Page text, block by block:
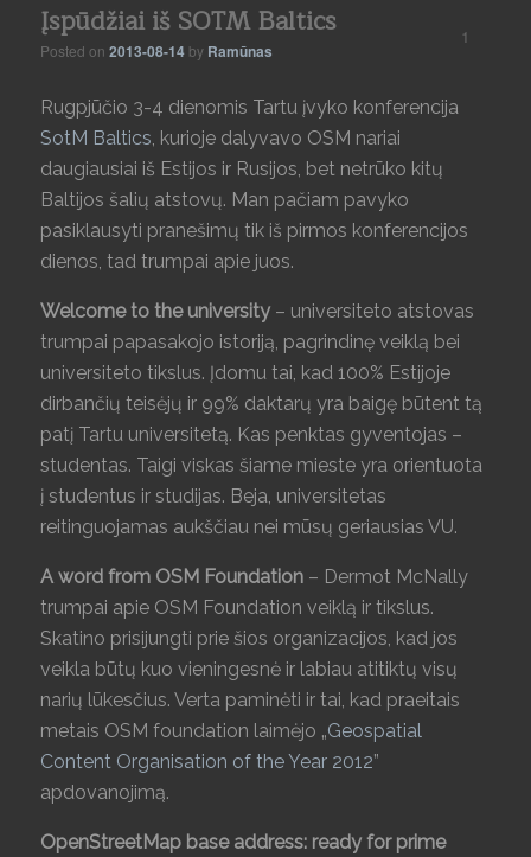
Įspūdžiai iš SOTM Baltics
Posted on2013-08-14 by Ramūnas
1
Rugpjūčio 3-4 dienomis Tartu įvyko konferencija
SotM Baltics, kurioje dalyvavo OSM nariai
daugiausiai iš Estijos ir Rusijos, bet netrūko kitų
Baltijos šalių atstovų. Man pačiam pavyko
pasiklausyti pranešimų tik iš pirmos konferencijos
dienos, tad trumpai apie juos.
Welcome to the university – universiteto atstovas
trumpai papasakojo istoriją, pagrindinę veiklą bei
universiteto tikslus. Įdomu tai, kad 100% Estijoje
dirbančių teisėjų ir 99% daktarų yra baigę būtent tą
patį Tartu universitetą. Kas penktas gyventojas –
studentas. Taigi viskas šiame mieste yra orientuota
į studentus ir studijas. Beja, universitetas
reitinguojamas aukščiau nei mūsų geriausias VU.
A word from OSM Foundation – Dermot McNally
trumpai apie OSM Foundation veiklą ir tikslus.
Skatino prisijungti prie šios organizacijos, kad jos
veikla būtų kuo vieningesnė ir labiau atitiktų visų
narių lūkesčius. Verta paminėti ir tai, kad praeitais
metais OSM foundation laimėjo „Geospatial
Content Organisation of the Year 2012”
apdovanojimą.
OpenStreetMap base address: ready for prime